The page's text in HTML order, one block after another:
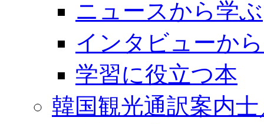
ニュースから学ぶ
インタビューか
学習に役立つ本
韓国観光通訳案内